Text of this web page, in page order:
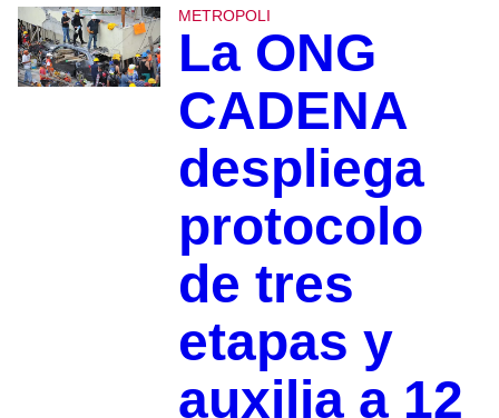
METROPOLI
La ONG
CADENA
despliega
protocolo
de tres
etapas y
auxilia a 12